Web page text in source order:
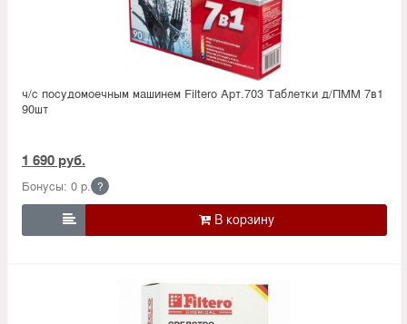
ч/с посудомоечным машинем Filtero Арт.703 Таблетки д/ПММ 7в1
90шт
1 690 руб.
Бонусы: 0 р. ?
